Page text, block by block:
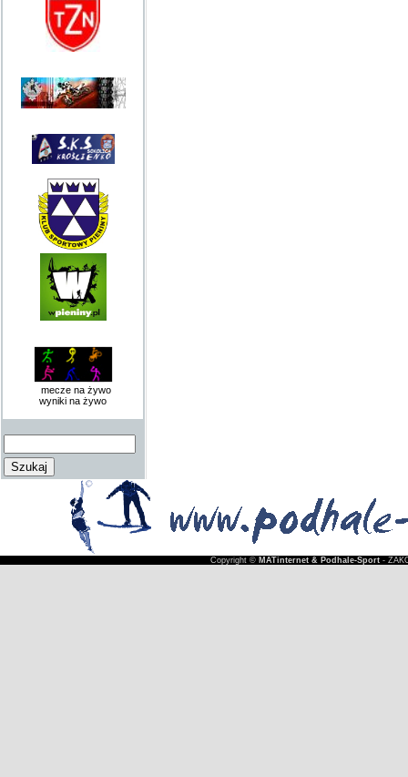
mecze na żywo
wyniki na żywo
Copyright © MATinternet & Podhale-Sport-